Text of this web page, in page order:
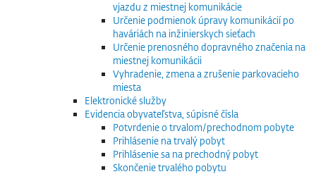
vjazdu z miestnej komunikácie
Určenie podmienok úpravy komunikácií po
haváriách na inžinierskych sieťach
Určenie prenosného dopravného značenia na
miestnej komunikácii
Vyhradenie, zmena a zrušenie parkovacieho
miesta
Elektronické služby
Evidencia obyvateľstva, súpisné čísla
Potvrdenie o trvalom/prechodnom pobyte
Prihlásenie na trvalý pobyt
Prihlásenie sa na prechodný pobyt
Skončenie trvalého pobytu